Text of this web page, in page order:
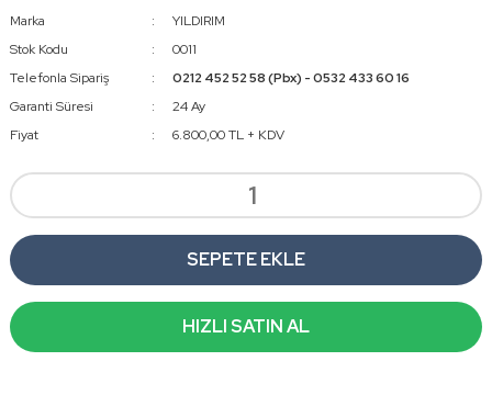
Marka
YILDIRIM
Stok Kodu
0011
Telefonla Sipariş
0212 452 52 58 (Pbx) - 0532 433 60 16
Garanti Süresi
24 Ay
Fiyat
6.800,00 TL + KDV
SEPETE EKLE
HIZLI SATIN AL